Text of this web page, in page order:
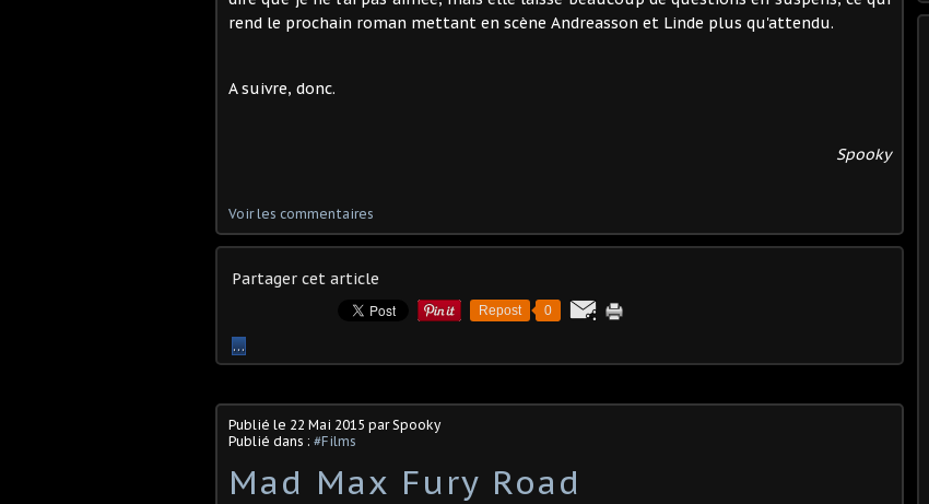
rend le prochain roman mettant en scène Andreasson et Linde plus qu'attendu.
A suivre, donc.
Spooky
Voir les commentaires
Partager cet article
Repost 0
…
Publié le 22 Mai 2015 par Spooky
Publié dans : #Films
Mad Max Fury Road